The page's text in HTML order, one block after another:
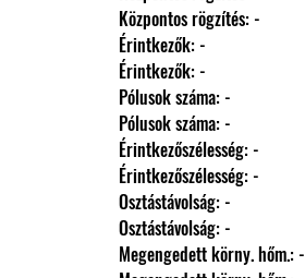
                Központos rögzítés: -
                Érintkezők: -
                Érintkezők: -
                Pólusok száma: -
                Pólusok száma: -
                Érintkezőszélesség: -
                Érintkezőszélesség: -
                Osztástávolság: -
                Osztástávolság: -
                Megengedett körny. hőm.: -